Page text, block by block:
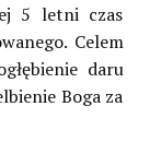
5 letni czas
Celem
daru
Boga za